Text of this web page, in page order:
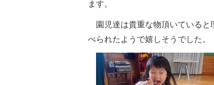
ます。
園児達は貴重な物頂いている
べられたようで嬉しそうでした。